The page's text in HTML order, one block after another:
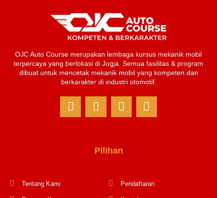
OJC Auto Course merupakan lembaga kursus mekanik mobil
terpercaya yang berlokasi di Jogja. Semua fasilitas & program
dibuat untuk mencetak mekanik mobil yang kompeten dan
berkarakter di industri otomotif.
Pilihan
Tentang Kami Pendaftaran